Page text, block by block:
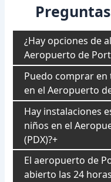
¿Hay opciones de
Aeropuerto de
Puedo comprar
en el Aeropuerto
Hay instalaciones
niños en el
(PDX)?
El aeropuerto de
abierto las 24